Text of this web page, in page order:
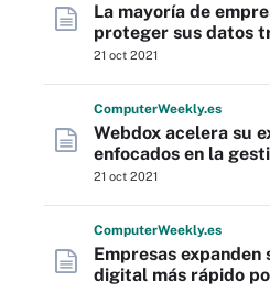
La mayoría de
proteger sus datos
21 oct 2021
ComputerWeekly.es
Webdox acelera su
enfocados en la
21 oct 2021
ComputerWeekly.es
Empresas
digital más rápido